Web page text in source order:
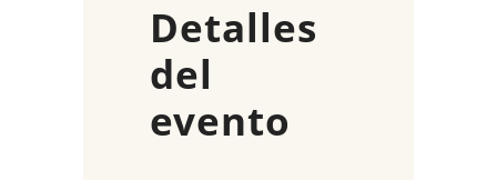
Detalles
del
evento